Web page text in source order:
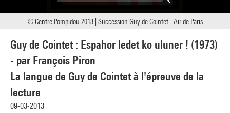
Guy de Cointet : Espahor ledet ko uluner ! (1973)
- par François Piron
La langue de Guy de Cointet à l'épreuve de la
lecture
09-03-2013
© Centre Pompidou 2013 | Succession Guy de Cointet - Air de Paris